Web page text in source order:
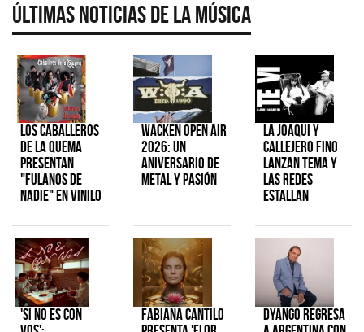
Últimas Noticias de la Música
Los Caballeros
de la Quema
presentan
"Fulanos de
Nadie" en vinilo
Wacken Open Air
2026: Un
aniversario de
metal y pasión
La Joaqui y
Callejero Fino
lanzan tema y
las redes
estallan
'Si No Es Con
Fabiana Cantilo
Dyango regresa